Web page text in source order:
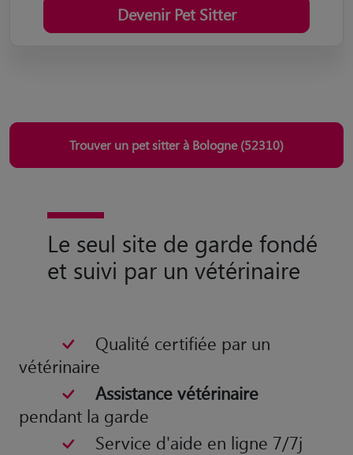
Devenir Pet Sitter
Trouver un pet sitter à Bologne (52310)
Le seul site de garde fondé
et suivi par un vétérinaire
Qualité certifiée par un
vétérinaire
Assistance vétérinaire
pendant la garde
Service d'aide en ligne 7/7j